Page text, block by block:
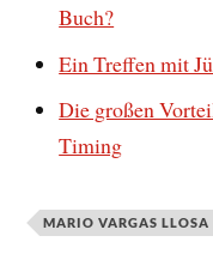
Buch?
Ein Treffen mit
Die großen
Timing
MARIO VARGAS LLOSA